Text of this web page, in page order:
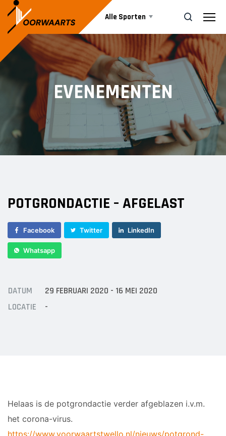
Alle Sporten
Nieuws
Events
Business
Vrijwilliger worden
Sponsor worden
ZOEK
EVENEMENTEN
POTGRONDACTIE – AFGELAST
Facebook Twitter LinkedIn
Whatsapp
DATUM
29 FEBRUARI 2020 - 16 MEI 2020
LOCATIE
-
Helaas is de potgrondactie verder afgeblazen i.v.m.
het corona-virus.
https://www.voorwaartstwello.nl/nieuws/potgrond-